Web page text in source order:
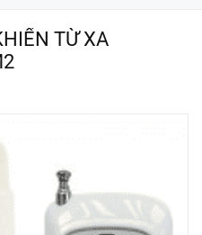
TỪ XA